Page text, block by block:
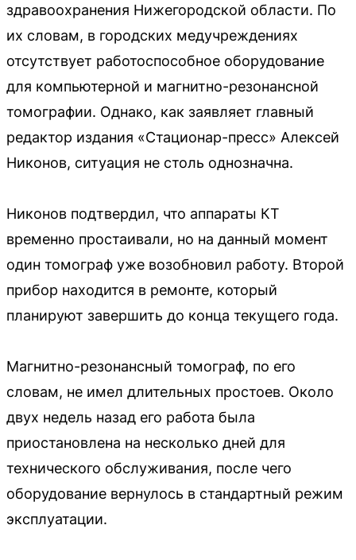
здравоохранения Нижегородской области. По
их словам, в городских медучреждениях
отсутствует работоспособное оборудование
для компьютерной и магнитно-резонансной
томографии. Однако, как заявляет главный
редактор издания «Стационар-пресс» Алексей
Никонов, ситуация не столь однозначна.
Никонов подтвердил, что аппараты КТ
временно простаивали, но на данный момент
один томограф уже возобновил работу. Второй
прибор находится в ремонте, который
планируют завершить до конца текущего года.
Магнитно-резонансный томограф, по его
словам, не имел длительных простоев. Около
двух недель назад его работа была
приостановлена на несколько дней для
технического обслуживания, после чего
оборудование вернулось в стандартный режим
эксплуатации.